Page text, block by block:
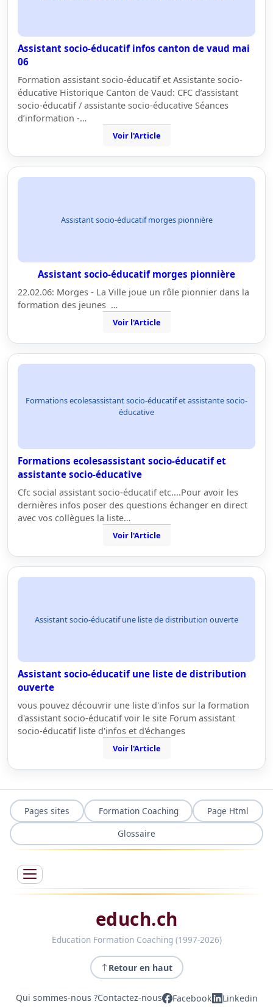
Assistant socio-éducatif infos canton de vaud mai
06
Formation assistant socio-éducatif et Assistante socio-
éducative Historique Canton de Vaud: CFC d’assistant
socio-éducatif / assistante socio-éducative Séances
d’information -…
Voir l'Article
Assistant socio-éducatif morges pionnière
Assistant socio-éducatif morges pionnière
22.02.06: Morges - La Ville joue un rôle pionnier dans la
formation des jeunes …
Voir l'Article
Formations ecolesassistant socio-éducatif et assistante socio-
éducative
Formations ecolesassistant socio-éducatif et
assistante socio-éducative
Cfc social assistant socio-éducatif etc....Pour avoir les
dernières infos poser des questions échanger en direct
avec vos collègues la liste…
Voir l'Article
Assistant socio-éducatif une liste de distribution ouverte
Assistant socio-éducatif une liste de distribution
ouverte
vous pouvez découvrir une liste d'infos sur la formation
d'assistant socio-éducatif voir le site Forum assistant
socio-éducatif liste d'infos et d'échanges
Voir l'Article
Pages sites Formation Coaching
Page Html
Glossaire
educh.ch
Education Formation Coaching (1997-2026)
Retour en haut
Qui sommes-nous ?Contactez-nous Facebook Linkedin